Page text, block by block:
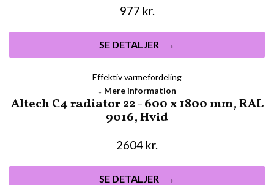
977 kr.
SE DETALJER
Effektiv varmefordeling
Altech C4 radiator 22 - 600 x 1800 mm, RAL
9016, Hvid
2604 kr.
SE DETALJER
Mere information